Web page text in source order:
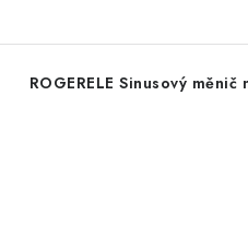
ROGERELE Sinusový